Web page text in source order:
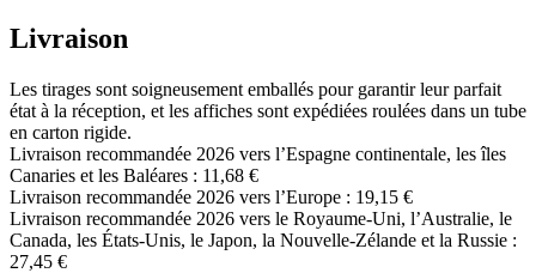
Livraison
Les tirages sont soigneusement emballés pour garantir leur parfait
état à la réception, et les affiches sont expédiées roulées dans un tube
en carton rigide.
Livraison recommandée 2026 vers l’Espagne continentale, les îles
Canaries et les Baléares : 11,68 €
Livraison recommandée 2026 vers l’Europe : 19,15 €
Livraison recommandée 2026 vers le Royaume-Uni, l’Australie, le
Canada, les États-Unis, le Japon, la Nouvelle-Zélande et la Russie :
27,45 €